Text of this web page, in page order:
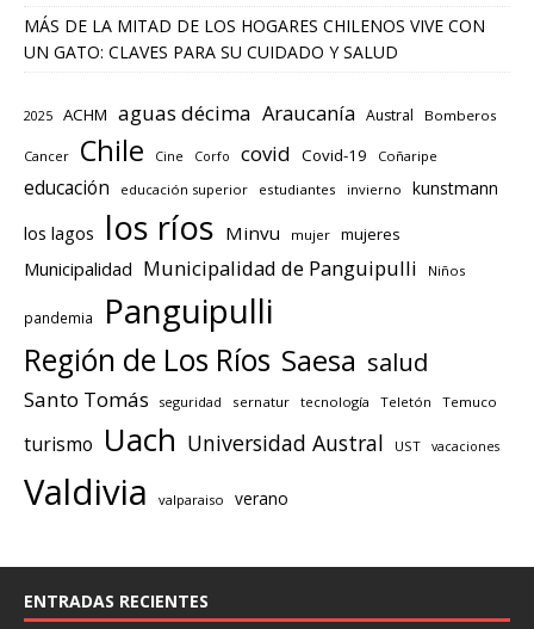
MÁS DE LA MITAD DE LOS HOGARES CHILENOS VIVE CON
UN GATO: CLAVES PARA SU CUIDADO Y SALUD
2025 ACHM aguas décima Araucanía Austral Bomberos
Cancer Chile Cine Corfo covid Covid-19 Coñaripe
educación educación superior estudiantes invierno kunstmann
los lagos los ríos Minvu mujer mujeres
Municipalidad Municipalidad de Panguipulli Niños
pandemia Panguipulli
Región de Los Ríos Saesa salud
Santo Tomás seguridad sernatur tecnología Teletón Temuco
turismo Uach Universidad Austral UST vacaciones
Valdivia valparaiso verano
ENTRADAS RECIENTES